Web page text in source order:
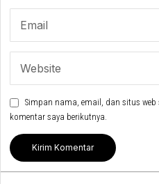
Simpan nama, email, dan situs
komentar saya berikutnya.